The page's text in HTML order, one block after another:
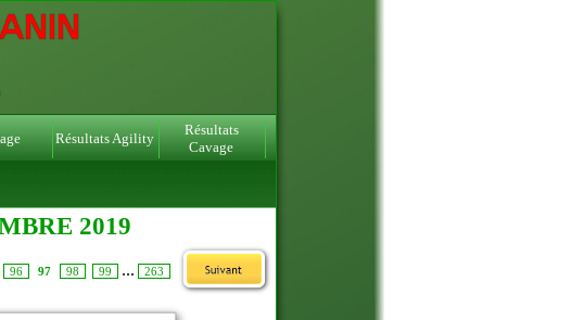
Résultats Agility
Résultats
Cavage
2019
96 97 98 99 ... 263